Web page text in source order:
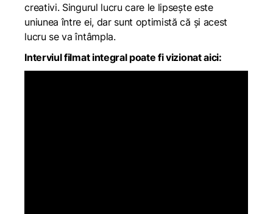
creativi. Singurul lucru care le lipsește este
uniunea între ei, dar sunt optimistă că și acest
lucru se va întâmpla.
Interviul filmat integral poate fi vizionat aici: